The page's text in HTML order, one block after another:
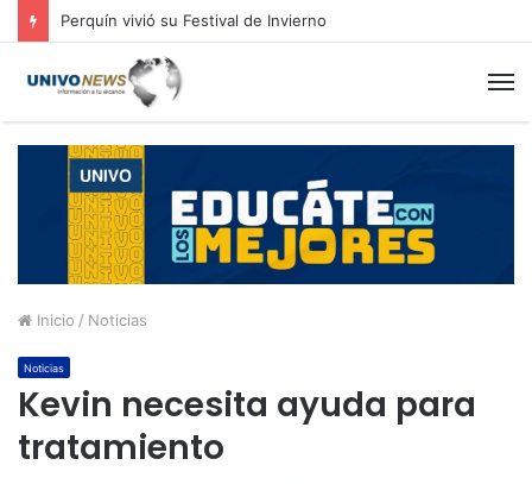
Perquín vivió su Festival de Invierno
Inicio / Noticias
Noticias
Kevin necesita ayuda para
tratamiento